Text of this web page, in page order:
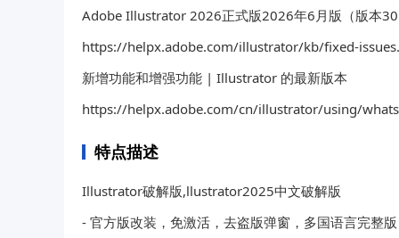
Adobe Illustrator 2026正式版2026年6月版（版本
https://helpx.adobe.com/illustrator/kb/fixed-
新增功能和增强功能 | Illustrator 的最新版本
https://helpx.adobe.com/cn/illustrator/using/
特点描述
Illustrator破解版,llustrator2025中文破解版
- 官方版改装，免激活，去盗版弹窗，多国语言完整版